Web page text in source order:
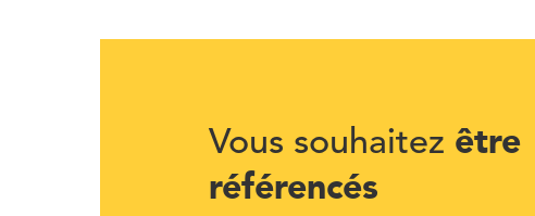
Vous souhaitez être
référencés